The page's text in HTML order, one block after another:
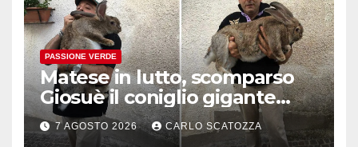
PASSIONE VERDE
Matese in lutto, scomparso
Giosuè il coniglio gigante
pluripremiato
7 AGOSTO 2026 CARLO SCATOZZA